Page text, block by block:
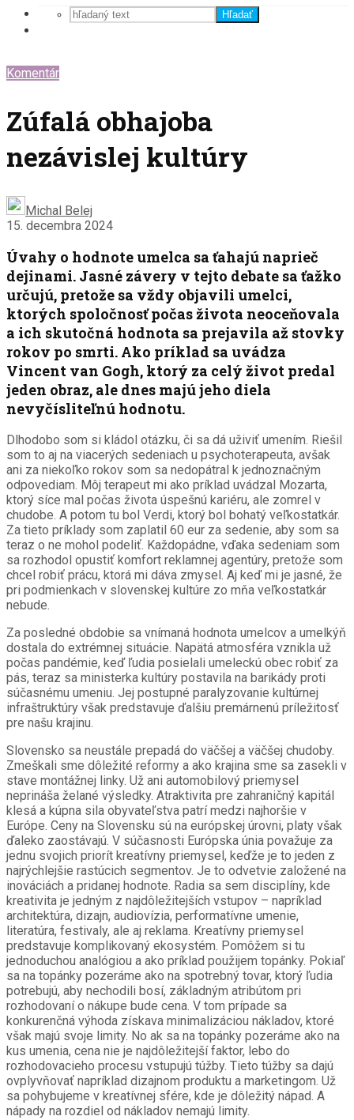
Hľadať
Komentár
Zúfalá obhajoba
nezávislej kultúry
Michal Belej
15. decembra 2024
Úvahy o hodnote umelca sa ťahajú naprieč
dejinami. Jasné závery v tejto debate sa ťažko
určujú, pretože sa vždy objavili umelci,
ktorých spoločnosť počas života neoceňovala
a ich skutočná hodnota sa prejavila až stovky
rokov po smrti. Ako príklad sa uvádza
Vincent van Gogh, ktorý za celý život predal
jeden obraz, ale dnes majú jeho diela
nevyčísliteľnú hodnotu.
Dlhodobo som si kládol otázku, či sa dá uživiť umením. Riešil
som to aj na viacerých sedeniach u psychoterapeuta, avšak
ani za niekoľko rokov som sa nedopátral k jednoznačným
odpovediam. Môj terapeut mi ako príklad uvádzal Mozarta,
ktorý síce mal počas života úspešnú kariéru, ale zomrel v
chudobe. A potom tu bol Verdi, ktorý bol bohatý veľkostatkár.
Za tieto príklady som zaplatil 60 eur za sedenie, aby som sa
teraz o ne mohol podeliť. Každopádne, vďaka sedeniam som
sa rozhodol opustiť komfort reklamnej agentúry, pretože som
chcel robiť prácu, ktorá mi dáva zmysel. Aj keď mi je jasné, že
pri podmienkach v slovenskej kultúre zo mňa veľkostatkár
nebude.
Za posledné obdobie sa vnímaná hodnota umelcov a umelkýň
dostala do extrémnej situácie. Napätá atmosféra vznikla už
počas pandémie, keď ľudia posielali umeleckú obec robiť za
pás, teraz sa ministerka kultúry postavila na barikády proti
súčasnému umeniu. Jej postupné paralyzovanie kultúrnej
infraštruktúry však predstavuje ďalšiu premárnenú príležitosť
pre našu krajinu.
Slovensko sa neustále prepadá do väčšej a väčšej chudoby.
Zmeškali sme dôležité reformy a ako krajina sme sa zasekli v
stave montážnej linky. Už ani automobilový priemysel
neprináša želané výsledky. Atraktivita pre zahraničný kapitál
klesá a kúpna sila obyvateľstva patrí medzi najhoršie v
Európe. Ceny na Slovensku sú na európskej úrovni, platy však
ďaleko zaostávajú. V súčasnosti Európska únia považuje za
jednu svojich priorít kreatívny priemysel, keďže je to jeden z
najrýchlejšie rastúcich segmentov. Je to odvetvie založené na
inováciách a pridanej hodnote. Radia sa sem disciplíny, kde
kreativita je jedným z najdôležitejších vstupov – napríklad
architektúra, dizajn, audiovízia, performatívne umenie,
literatúra, festivaly, ale aj reklama. Kreatívny priemysel
predstavuje komplikovaný ekosystém. Pomôžem si tu
jednoduchou analógiou a ako príklad použijem topánky. Pokiaľ
sa na topánky pozeráme ako na spotrebný tovar, ktorý ľudia
potrebujú, aby nechodili bosí, základným atribútom pri
rozhodovaní o nákupe bude cena. V tom prípade sa
konkurenčná výhoda získava minimalizáciou nákladov, ktoré
však majú svoje limity. No ak sa na topánky pozeráme ako na
kus umenia, cena nie je najdôležitejší faktor, lebo do
rozhodovacieho procesu vstupujú túžby. Tieto túžby sa dajú
ovplyvňovať napríklad dizajnom produktu a marketingom. Už
sa pohybujeme v kreatívnej sfére, kde je dôležitý nápad. A
nápady na rozdiel od nákladov nemajú limity.